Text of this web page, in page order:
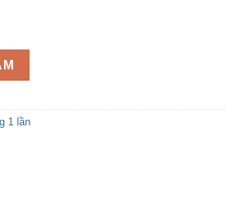
1 lần